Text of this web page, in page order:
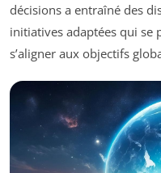
décisions a entraîné des
initiatives adaptées qui se
s’aligner aux objectifs